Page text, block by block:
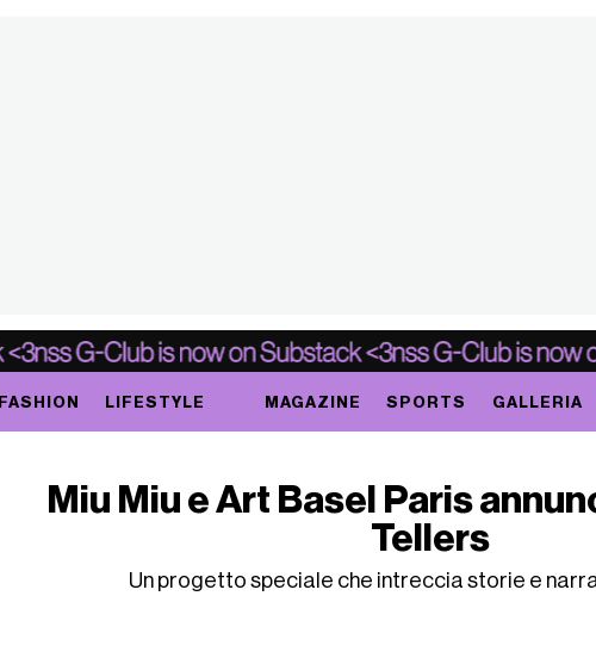
FASHION LIFESTYLE MAGAZINE SPORTS GALLERIA
Miu Miu e Art Basel Paris
Tellers
Un progetto speciale che intreccia storie e